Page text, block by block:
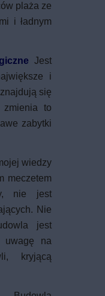
plaża ze
i ładnym
Jest
i
się
to
zabytki
wiedzy
meczetem
nie jest
Nie
jest
uwagę na
kryjącą